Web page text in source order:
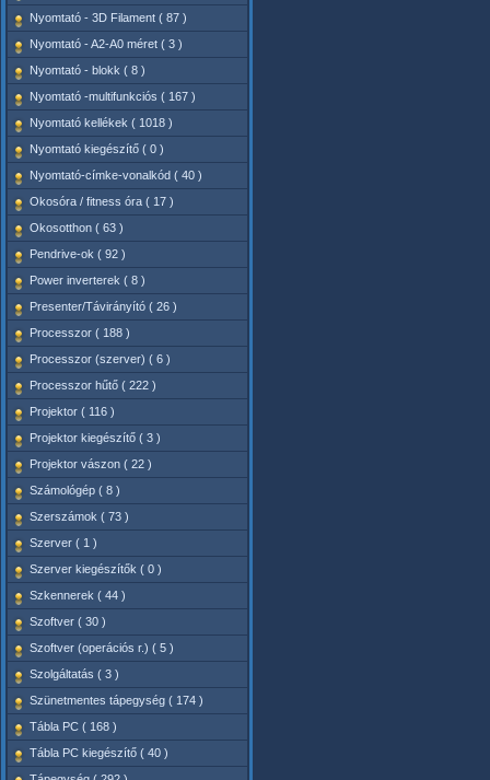
Nyomtató - 3D Filament ( 87 )
Nyomtató - A2-A0 méret ( 3 )
Nyomtató - blokk ( 8 )
Nyomtató -multifunkciós ( 167 )
Nyomtató kellékek ( 1018 )
Nyomtató kiegészítő ( 0 )
Nyomtató-címke-vonalkód ( 40 )
Okosóra / fitness óra ( 17 )
Okosotthon ( 63 )
Pendrive-ok ( 92 )
Power inverterek ( 8 )
Presenter/Távirányító ( 26 )
Processzor ( 188 )
Processzor (szerver) ( 6 )
Processzor hűtő ( 222 )
Projektor ( 116 )
Projektor kiegészítő ( 3 )
Projektor vászon ( 22 )
Számológép ( 8 )
Szerszámok ( 73 )
Szerver ( 1 )
Szerver kiegészítők ( 0 )
Szkennerek ( 44 )
Szoftver ( 30 )
Szoftver (operációs r.) ( 5 )
Szolgáltatás ( 3 )
Szünetmentes tápegység ( 174 )
Tábla PC ( 168 )
Tábla PC kiegészítő ( 40 )